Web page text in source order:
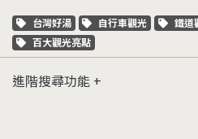
關鍵字標籤
台灣好湯 關鍵字標籤
自行車觀光 關鍵
鐵道
關鍵字標籤
百大觀光亮點
進階搜尋功能